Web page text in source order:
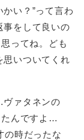
い？”って言わ
事をして良いの
ってね。ども
いついてくれ
ァタネンの
たんですよ…
の時だったな